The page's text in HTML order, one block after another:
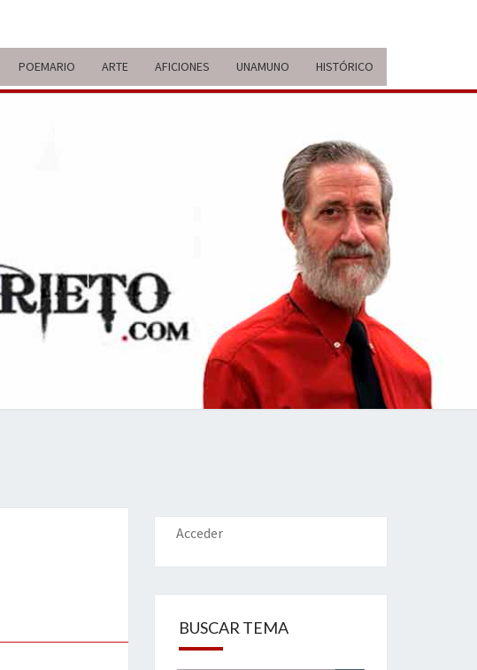
POEMARIO ARTE AFICIONES UNAMUNO HISTÓRICO
VIDA Y
Acceder
BUSCAR TEMA